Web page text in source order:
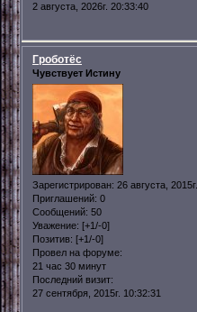
2 августа, 2026г. 20:33:40
Гроботёс
Чувствует Истину
Зарегистрирован: 26 августа, 2015г.
Приглашений: 0
Сообщений: 50
Уважение: [+1/-0]
Позитив: [+1/-0]
Провел на форуме:
21 час 30 минут
Последний визит:
27 сентября, 2015г. 10:32:31